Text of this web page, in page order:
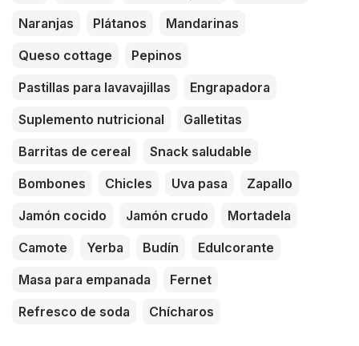
Naranjas
Plátanos
Mandarinas
Queso cottage
Pepinos
Pastillas para lavavajillas
Engrapadora
Suplemento nutricional
Galletitas
Barritas de cereal
Snack saludable
Bombones
Chicles Uva pasa
Zapallo
Jamón cocido
Jamón crudo
Mortadela
Camote
Yerba Budín
Edulcorante
Masa para empanada
Fernet
Refresco de soda
Chícharos